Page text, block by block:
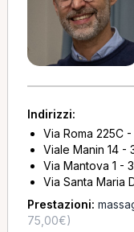
Indirizzi:
Via Roma 225C
Viale Manin 14 -
Via Mantova 1 -
Via Santa Maria
Prestazioni:
75,00€)